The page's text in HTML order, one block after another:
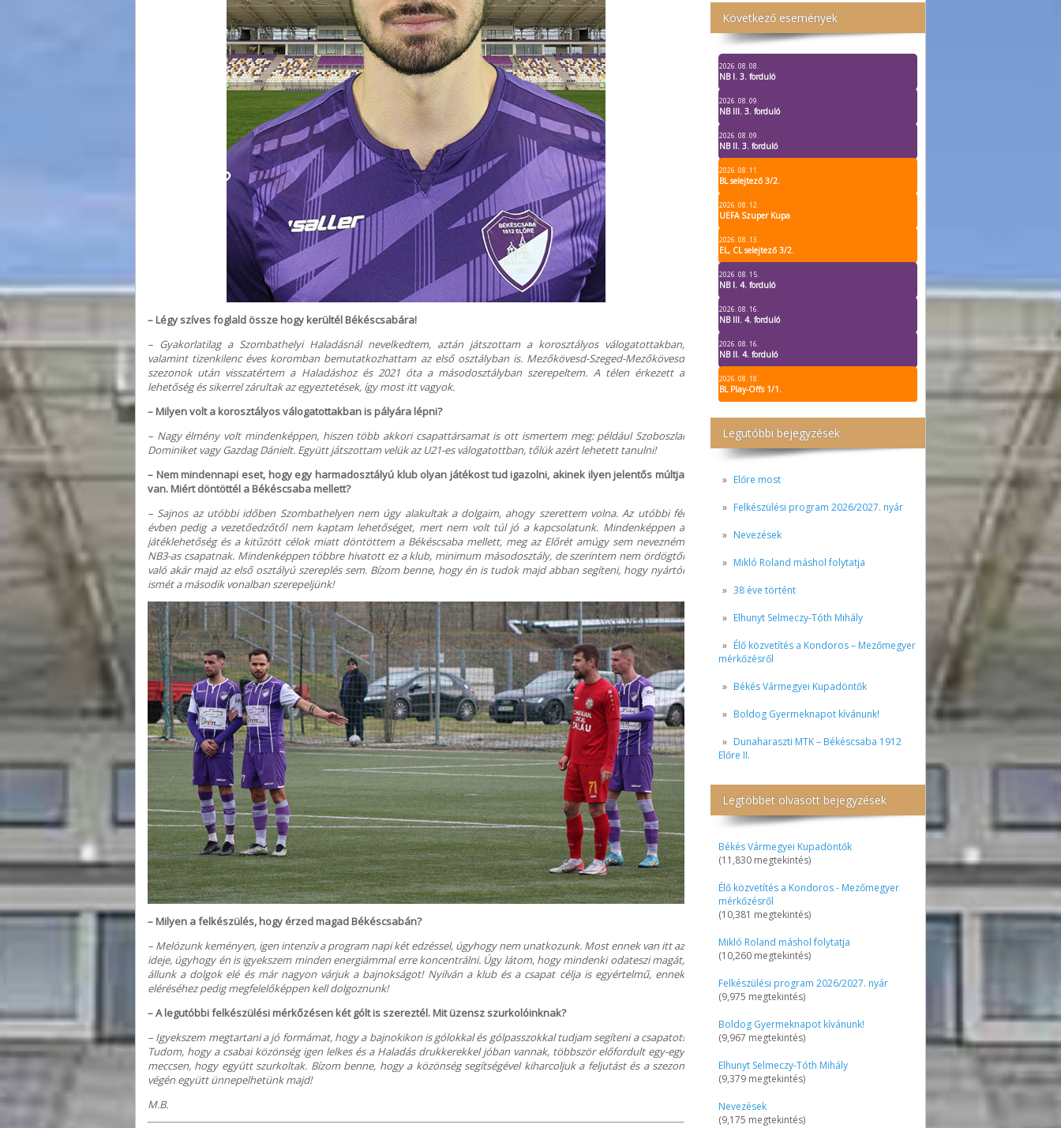
Következő események
2026. 08. 08.
NB I. 3. forduló
2026. 08. 09.
NB III. 3. forduló
2026. 08. 09.
NB II. 3. forduló
2026. 08. 11.
BL selejtező 3/2.
2026. 08. 12.
UEFA Szuper Kupa
2026. 08. 13.
EL, CL selejtező 3/2.
2026. 08. 15.
NB I. 4. forduló
2026. 08. 16.
NB III. 4. forduló
2026. 08. 16.
NB II. 4. forduló
2026. 08. 18.
BL Play-Offs 1/1.
Legutóbbi bejegyzések
Előre most
Felkészülési program 2026/2027. nyár
Nevezések
Mikló Roland máshol folytatja
38 éve történt
Elhunyt Selmeczy-Tóth Mihály
Élő közvetítés a Kondoros – Mezőmegyer
mérkőzésről
Békés Vármegyei Kupadöntők
Boldog Gyermeknapot kívánunk!
Dunaharaszti MTK – Békéscsaba 1912
Előre II.
Legtöbbet olvasott bejegyzések
Békés Vármegyei Kupadöntők
(11,830 megtekintés)
Élő közvetítés a Kondoros - Mezőmegyer
mérkőzésről
(10,381 megtekintés)
Mikló Roland máshol folytatja
(10,260 megtekintés)
Felkészülési program 2026/2027. nyár
(9,975 megtekintés)
Boldog Gyermeknapot kívánunk!
(9,967 megtekintés)
Elhunyt Selmeczy-Tóth Mihály
(9,379 megtekintés)
Nevezések
(9,175 megtekintés)
– Légy szíves foglald össze hogy kerültél Békéscsabára!
– Gyakorlatilag a Szombathelyi Haladásnál nevelkedtem, aztán játszottam a korosztályos válogatottakban,
valamint tizenkilenc éves koromban bemutatkozhattam az első osztályban is. Mezőkövesd-Szeged-Mezőkövesd
szezonok után visszatértem a Haladáshoz és 2021 óta a másodosztályban szerepeltem. A télen érkezett a
lehetőség és sikerrel zárultak az egyeztetések, így most itt vagyok.
– Milyen volt a korosztályos válogatottakban is pályára lépni?
– Nagy élmény volt mindenképpen, hiszen több akkori csapattársamat is ott ismertem meg: például Szoboszlai
Dominiket vagy Gazdag Dánielt. Együtt játszottam velük az U21-es válogatottban, tőlük azért lehetett tanulni!
– Nem mindennapi eset, hogy egy harmadosztályú klub olyan játékost tud igazolni, akinek ilyen jelentős múltja
van. Miért döntöttél a Békéscsaba mellett?
– Sajnos az utóbbi időben Szombathelyen nem úgy alakultak a dolgaim, ahogy szerettem volna. Az utóbbi fél
évben pedig a vezetőedzőtől nem kaptam lehetőséget, mert nem volt túl jó a kapcsolatunk. Mindenképpen a
játéklehetőség és a kitűzött célok miatt döntöttem a Békéscsaba mellett, meg az Előrét amúgy sem nevezném
NB3-as csapatnak. Mindenképpen többre hivatott ez a klub, minimum másodosztály, de szerintem nem ördögtől
való akár majd az első osztályú szereplés sem. Bízom benne, hogy én is tudok majd abban segíteni, hogy nyártól
ismét a második vonalban szerepeljünk!
– Milyen a felkészülés, hogy érzed magad Békéscsabán?
– Melózunk keményen, igen intenzív a program napi két edzéssel, úgyhogy nem unatkozunk. Most ennek van itt az
ideje, úgyhogy én is igyekszem minden energiámmal erre koncentrálni. Úgy látom, hogy mindenki odateszi magát,
állunk a dolgok elé és már nagyon várjuk a bajnokságot! Nyilván a klub és a csapat célja is egyértelmű, ennek
eléréséhez pedig megfelelőképpen kell dolgoznunk!
– A legutóbbi felkészülési mérkőzésen két gólt is szereztél. Mit üzensz szurkolóinknak?
– Igyekszem megtartani a jó formámat, hogy a bajnokikon is gólokkal és gólpasszokkal tudjam segíteni a csapatot!
Tudom, hogy a csabai közönség igen lelkes és a Haladás drukkerekkel jóban vannak, többször előfordult egy-egy
meccsen, hogy együtt szurkoltak. Bízom benne, hogy a közönség segítségével kiharcoljuk a feljutást és a szezon
végén együtt ünnepelhetünk majd!
M.B.